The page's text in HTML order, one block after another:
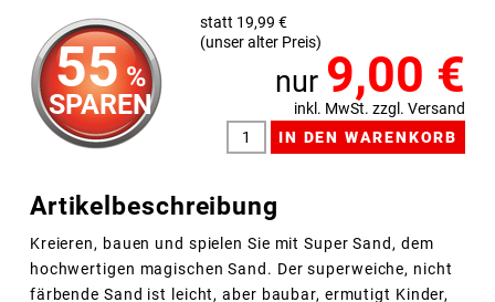
55 %
SPAREN
statt 19,99 €
(unser alter Preis)
nur 9,00 €
inkl. MwSt. zzgl. Versand
Artikelbeschreibung
Kreieren, bauen und spielen Sie mit Super Sand, dem
hochwertigen magischen Sand. Der superweiche, nicht
färbende Sand ist leicht, aber baubar, ermutigt Kinder,